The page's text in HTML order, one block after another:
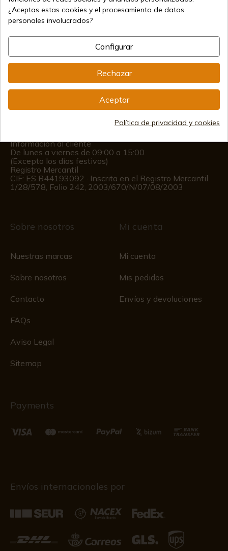
info@aceros-de-hispania.com
Información al cliente
De lunes a viernes de 09:00 a 15:00
(Excepto los días festivos)
Registro Mercantil
CIF: ES B44193092 · Inscrita en el Registro Mercantil
1/28/578, Folio 242, 2003/670/N/07/08/2003
Sobre nosotros
Nuestras marcas
Sobre nosotros
Contacto
FAQs
Aviso Legal
Sitemap
Mi cuenta
Mi cuenta
Mis pedidos
Envíos y devoluciones
Payments
Envíos internacionales por
¿Aceptas estas cookies y el procesamiento de datos
personales involucrados?
Configurar
Rechazar
Aceptar
Política de privacidad y cookies